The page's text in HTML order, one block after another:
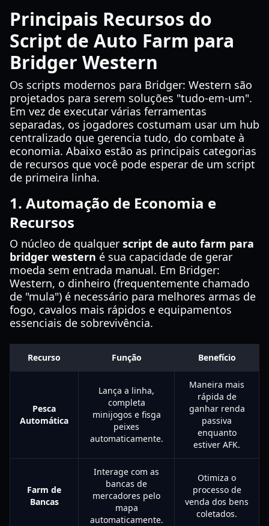
Principais Recursos do
Script de Auto Farm para
Bridger Western
Os scripts modernos para Bridger: Western são
projetados para serem soluções "tudo-em-um".
Em vez de executar várias ferramentas
separadas, os jogadores costumam usar um hub
centralizado que gerencia tudo, do combate à
economia. Abaixo estão as principais categorias
de recursos que você pode esperar de um script
de primeira linha.
1. Automação de Economia e
Recursos
O núcleo de qualquer script de auto farm para
bridger western é sua capacidade de gerar
moeda sem entrada manual. Em Bridger:
Western, o dinheiro (frequentemente chamado
de "mula") é necessário para melhores armas de
fogo, cavalos mais rápidos e equipamentos
essenciais de sobrevivência.
Recurso Função Benefício
Pesca
Automática
Lança a linha,
completa
minijogos e fisga
peixes
automaticamente.
Maneira mais
rápida de
ganhar renda
passiva
enquanto
estiver AFK.
Farm de
Bancas
Interage com as
bancas de
mercadores pelo
mapa
automaticamente.
Otimiza o
processo de
venda dos bens
coletados.